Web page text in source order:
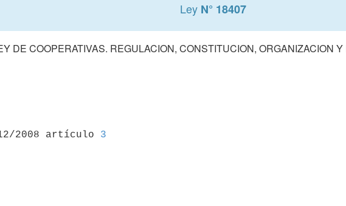
Ley N° 18407
DE COOPERATIVAS. REGULACION, CONSTITUCION, ORGANIZACION
2008 artículo 3